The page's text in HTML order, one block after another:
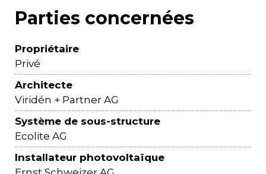
Parties concernées
Propriétaire
Privé
Architecte
Viridén + Partner AG
Système de sous-structure
Ecolite AG
Installateur photovoltaïque